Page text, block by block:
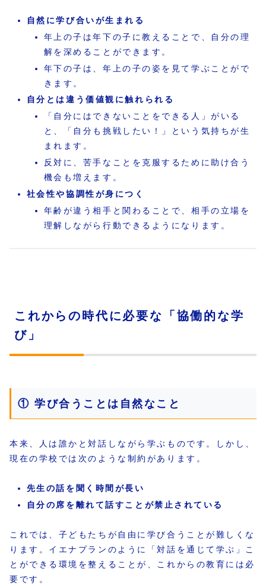
自然に学び合いが生まれる
年上の子は年下の子に教えることで、自分の理
解を深めることができます。
年下の子は、年上の子の姿を見て学ぶことがで
きます。
自分とは違う価値観に触れられる
「自分にはできないことをできる人」がいる
と、「自分も挑戦したい！」という気持ちが生
まれます。
反対に、苦手なことを克服するために助け合う
機会も増えます。
社会性や協調性が身につく
年齢が違う相手と関わることで、相手の立場を
理解しながら行動できるようになります。
これからの時代に必要な「協働的な学
び」
① 学び合うことは自然なこと
本来、人は誰かと対話しながら学ぶものです。しかし、
現在の学校では次のような制約があります。
先生の話を聞く時間が長い
自分の席を離れて話すことが禁止されている
これでは、子どもたちが自由に学び合うことが難しくな
ります。イエナプランのように「対話を通じて学ぶ」こ
とができる環境を整えることが、これからの教育には必
要です。